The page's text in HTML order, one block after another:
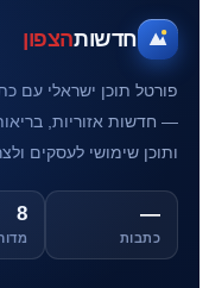
חדשותהצפון
פורטל תוכן ישראלי עם
— חדשות אזוריות,
ותוכן שימושי לעסקים
—
כתבות
8